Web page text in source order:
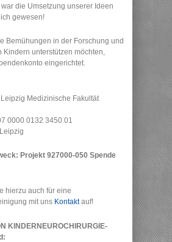
die Umsetzung unserer Ideen
gewesen!
Bemühungen in der Forschung und
Kindern unterstützen möchten,
eingerichtet.
Medizinische Fakultät
0000 0132 3450 01
Projekt 927000-050 Spende
hierzu auch für eine
mit uns Kontaktauf!
KINDERNEUROCHIRURGIE-